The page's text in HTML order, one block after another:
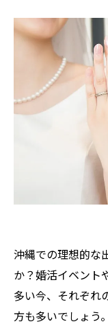
沖縄での理想的な
か？婚活イベント
多い今、それぞれ
方も多いでしょう